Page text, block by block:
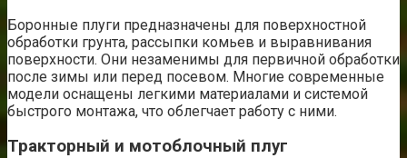
Боронные плуги предназначены для поверхностной
обработки грунта, рассыпки комьев и выравнивания
поверхности. Они незаменимы для первичной обработки
после зимы или перед посевом. Многие современные
модели оснащены легкими материалами и системой
быстрого монтажа, что облегчает работу с ними.
Тракторный и мотоблочный плуг